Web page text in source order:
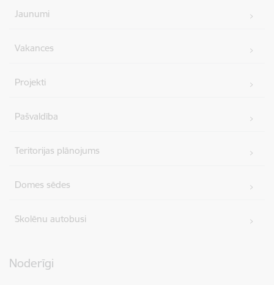
Jaunumi
Vakances
Projekti
Pašvaldība
Teritorijas plānojums
Domes sēdes
Skolēnu autobusi
Noderīgi